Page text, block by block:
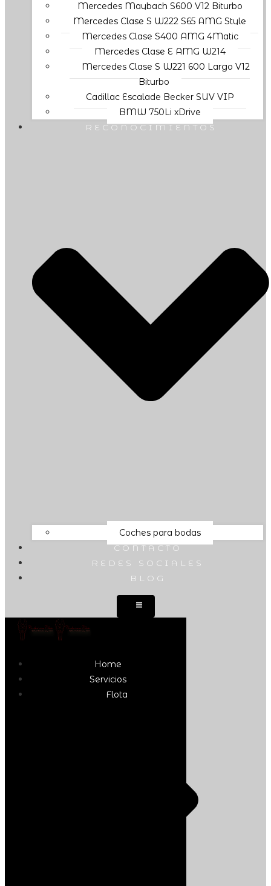
Mercedes Maybach S600 V12 Biturbo
Mercedes Clase S W222 S65 AMG Style
Mercedes Clase S400 AMG 4Matic
Mercedes Clase E AMG W214
Mercedes Clase S W221 600 Largo V12
Biturbo
Cadillac Escalade Becker SUV VIP
BMW 750Li xDrive
RECONOCIMIENTOS
Coches para bodas
CONTACTO
REDES SOCIALES
BLOG
Home
Servicios
Flota